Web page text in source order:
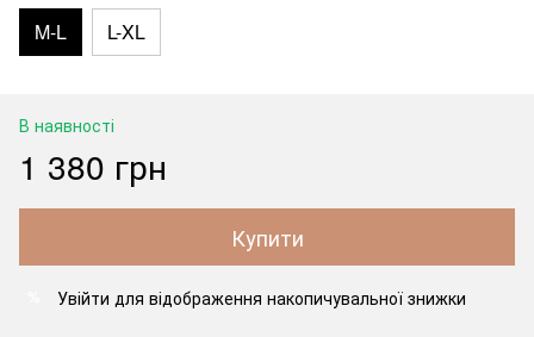
M-L L-XL
В наявності
1 380 грн
Купити
Увійти для відображення накопичувальної знижки